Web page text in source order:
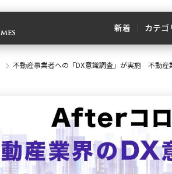
新着 カテゴ
不動産事業者への「DX意識調査」が実施 不動産